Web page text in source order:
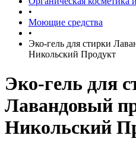
•
Моющие средства
•
Эко-гель для стирки
Никольский Продукт
Эко-гель для
Лавандовый
Никольский